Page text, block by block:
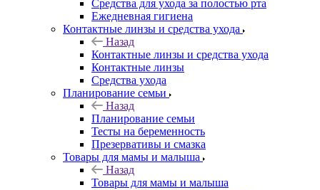
Средства для ухода за полостью рта
Ежедневная гигиена
Контактные линзы и средства ухода
Назад
Контактные линзы и средства ухода
Контактные линзы
Средства ухода
Планирование семьи
Назад
Планирование семьи
Тесты на беременность
Презервативы и смазка
Товары для мамы и малыша
Назад
Товары для мамы и малыша